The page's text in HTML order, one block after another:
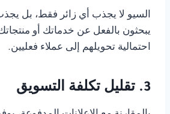
السيو لا يجذب أي زائر فقط، بل
يبحثون بالفعل عن خدماتك أو
احتمالية تحويلهم إلى عملاء فعليين.
3. تقليل تكلفة التسويق